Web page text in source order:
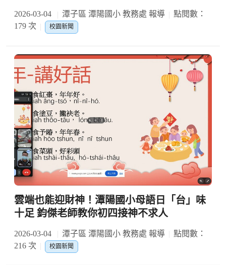
2026-03-04 潭子區 潭陽國小 教務處 報導
點閱數：
179 次
校園新聞
雲端也能迎財神！潭陽國小母語日「台」味
十足 鈞傑老師教你初四接神不求人
2026-03-04 潭子區 潭陽國小 教務處 報導
點閱數：
216 次
校園新聞